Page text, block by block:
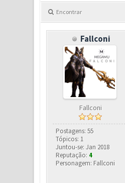
Encontrar
Fallconi
Fallconi
Postagens: 55
Tópicos: 1
Juntou-se: Jan 2018
Reputação: 4
Personagem: Fallconi